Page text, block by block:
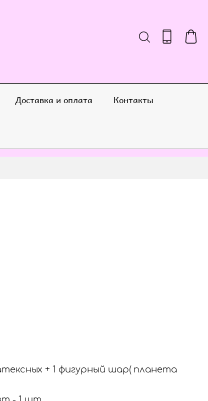
Доставка и оплата Контакты
+ 1 фигурный шар( планета